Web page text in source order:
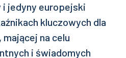
jedyny europejski
kluczowych dla
na celu
i świadomych